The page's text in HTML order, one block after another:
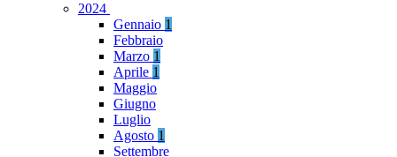
2024
Gennaio 1
Febbraio
Marzo 1
Aprile 1
Maggio
Giugno
Luglio
Agosto 1
Settembre